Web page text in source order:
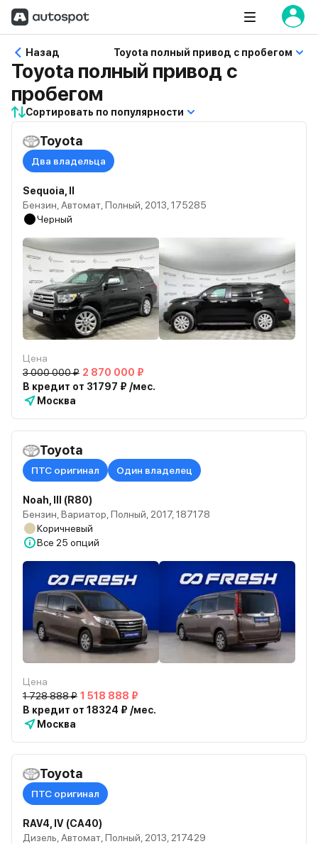
Назад Toyota полный привод с пробегом
Toyota полный привод с
пробегом
Сортировать по популярности
Toyota
Два владельца
Sequoia, II
Бензин, Автомат, Полный, 2013, 175285
Черный
Цена
3 000 000 ₽ 2 870 000 ₽
В кредит от 31797 ₽ /мес.
Москва
Toyota
ПТС оригинал Один владелец
Noah, III (R80)
Бензин, Вариатор, Полный, 2017, 187178
Коричневый
Все 25 опций
Цена
1 728 888 ₽ 1 518 888 ₽
В кредит от 18324 ₽ /мес.
Москва
Toyota
ПТС оригинал
RAV4, IV (CA40)
Дизель, Автомат, Полный, 2013, 217429